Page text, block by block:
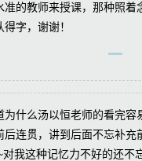
准的教师来授课，那种照着
字，谢谢！
为什么汤以恒老师的看完容
后连贯，讲到后面不忘补充
我这种记忆力不好的还不